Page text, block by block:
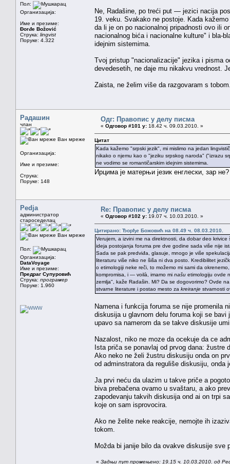
Пол:
Организација:
Име и презиме:
Đorđe Božović
Струка: lingvist
Поруке: 4.322
Ne, Radašine, po treći put — jezici nacija
19. veku. Svakako ne postoje. Kada
da li je on po nacionalnoj pripadnosti ovo ili
nacionalnog bića i nacionalne kulture" i bla-
idejnim sistemima.
Tvoj pristup "nacionalizacije" jezika i pisma
devedesetih, ne daje mu nikakvu vrednost.
Zaista, ne želim više da razgovaram s
Радашин
члан
Ван мреже
Организација:
Име и презиме:
Струка:
Поруке: 148
Одг: Правопис у делу писма
« Одговор #101 у: 18.42 ч. 09.03.2010. »
Цитат
Kada kažemo "srpski jezik", mi mislimo na jedan
nikako o njemu kao o "jeziku srpskog naroda" ("izrazu
ne vodimo se romantičarskim idejnim sistemima.
Ирцима је матерњи језик енглески, зар
Pedja
администратор
староседелац
Ван мреже
Пол:
Организација:
DataVoyage
Име и презиме:
Предраг Супуровић
Струка: програмер
Поруке: 1.960
Re: Правопис у делу писма
« Одговор #102 у: 19.07 ч. 10.03.2010. »
Цитирано: Ђорђе Божовић на 08.49 ч. 08.03.2010.
Verujem, a izvini me na direktnosti, da dobar deo
ideja postojanja foruma pre dve godine sada više nije
Sada se pak predviđa, glasuje, mnogo je više
literaturu više niko ne šiša ni dva posto. Kredibilitet
o etimologiji neke reči, to možemo mi sami da
kompromisa, i — voilà, imamo mi našu etimologiju ovde
zemlja", kaže Radašin. Mi? Da se dogovorimo? Ovde
stvarne literature i postao mesto za kreiranje stvarnosti
Namena i funkcija foruma se nije promenila
diskusija u glavnom delu foruma koji se
upavo sa namerom da se takve diskusije
Nazalost, niko ne moze da ocekuje da ce
Ista priča se ponavlaj od prvog dana: žustre
Ako neko ne želi žustru diskusiju onda on
od adminstratora da reguliše diskusiju, onda
Ja prvi neću da ulazim u takve priče a
biva prebačena ovamo u svaštaru, a ako
zapodevanju takvih diskusija ond ai on trpi
koje on sam isprovocira.
Ako ne želite neke reakcije, nemojte ih
tokom.
Možda bi janije bilo da ovakve diskusije sve
« Задњи пут промењено: 19.15 ч. 10.03.2010. од